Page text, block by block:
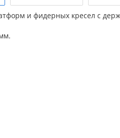
и фидерных кресел с